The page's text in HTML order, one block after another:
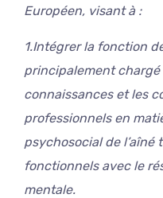
Européen, visant à :
1.Intégrer la fonction
principalement
connaissances et les
professionnels en
psychosocial de
fonctionnels avec le
mentale.